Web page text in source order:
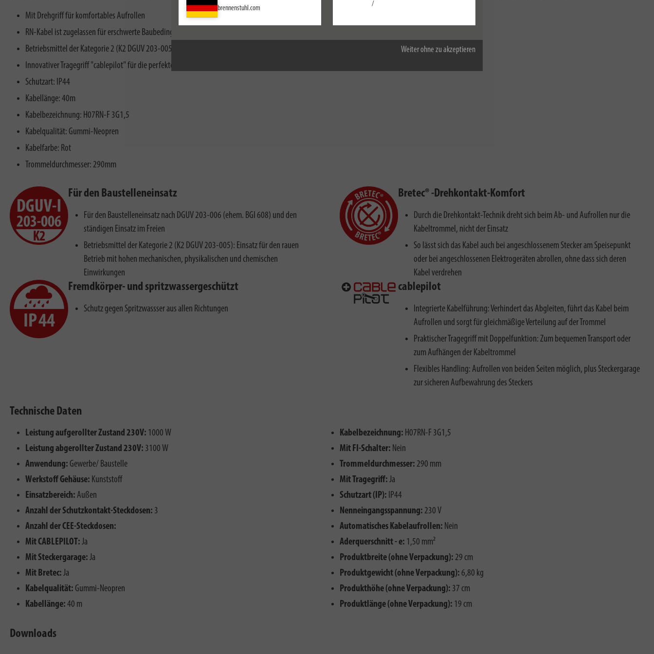
Alle akzeptieren
Weiter ohne zu akzeptieren
brennenstuhl.com
/
Mit Drehgriff für komfortables Aufrollen
RN-Kabel ist zugelassen für erschwerte Baubedingungen nach VDE 0100 Teil 704
Betriebsmittel der Kategorie 2 (K2 DGUV 203-005): Einsatz für den rauen Betrieb mit hohen mechanischen, physikalischen und chemischen Einwirkungen
Innovativer Tragegriff "cablepilot" für die perfekte Kabelführung. Pendelt auf beiden Seiten und ermöglicht bequemes Tragen und Aufhängen
Schutzart: IP44
Kabellänge: 40m
Kabelbezeichnung: H07RN-F 3G1,5
Kabelqualität: Gummi-Neopren
Kabelfarbe: Rot
Trommeldurchmesser: 290mm
Für den Baustelleneinsatz
Für den Baustelleneinsatz nach DGUV 203-006 (ehem. BGI 608) und den
ständigen Einsatz im Freien
Betriebsmittel der Kategorie 2 (K2 DGUV 203-005): Einsatz für den rauen
Betrieb mit hohen mechanischen, physikalischen und chemischen
Einwirkungen
Bretec® -Drehkontakt-Komfort
Durch die Drehkontakt-Technik dreht sich beim Ab- und Aufrollen nur die
Kabeltrommel, nicht der Einsatz
So lässt sich das Kabel auch bei angeschlossenem Stecker am Speisepunkt
oder bei angeschlossenen Elektrogeräten abrollen, ohne dass sich deren
Kabel verdrehen
Fremdkörper- und spritzwassergeschützt
Schutz gegen Spritzwassser aus allen Richtungen
cablepilot
Integrierte Kabelführung: Verhindert das Abgleiten, führt das Kabel beim
Aufrollen und sorgt für gleichmäßige Verteilung auf der Trommel
Praktischer Tragegriff mit Doppelfunktion: Zum bequemen Transport oder
zum Aufhängen der Kabeltrommel
Flexibles Handling: Aufrollen von beiden Seiten möglich, plus Steckergarage
zur sicheren Aufbewahrung des Steckers
Technische Daten
Leistung aufgerollter Zustand 230V: 1000 W
Leistung abgerollter Zustand 230V: 3100 W
Anwendung: Gewerbe/ Baustelle
Werkstoff Gehäuse: Kunststoff
Einsatzbereich: Außen
Anzahl der Schutzkontakt-Steckdosen: 3
Anzahl der CEE-Steckdosen:
Mit CABLEPILOT: Ja
Mit Steckergarage: Ja
Mit Bretec: Ja
Kabelqualität: Gummi-Neopren
Kabellänge: 40 m
Kabelbezeichnung: H07RN-F 3G1,5
Mit FI-Schalter: Nein
Trommeldurchmesser: 290 mm
Mit Tragegriff: Ja
Schutzart (IP): IP44
Nenneingangsspannung: 230 V
Automatisches Kabelaufrollen: Nein
Aderquerschnitt - e: 1,50 mm²
Produktbreite (ohne Verpackung): 29 cm
Produktgewicht (ohne Verpackung): 6,80 kg
Produkthöhe (ohne Verpackung): 37 cm
Produktlänge (ohne Verpackung): 19 cm
Downloads